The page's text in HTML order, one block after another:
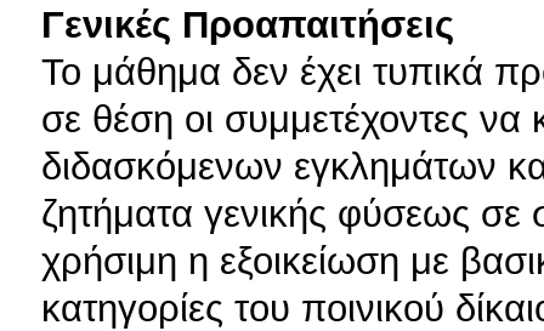
Γενικές Προαπαιτήσεις
Το μάθημα δεν έχει τυπικά
σε θέση οι συμμετέχοντες
διδασκόμενων εγκλημάτων
ζητήματα γενικής φύσεως σε
χρήσιμη η εξοικείωση με
κατηγορίες του ποινικού